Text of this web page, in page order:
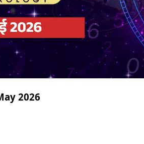
2026